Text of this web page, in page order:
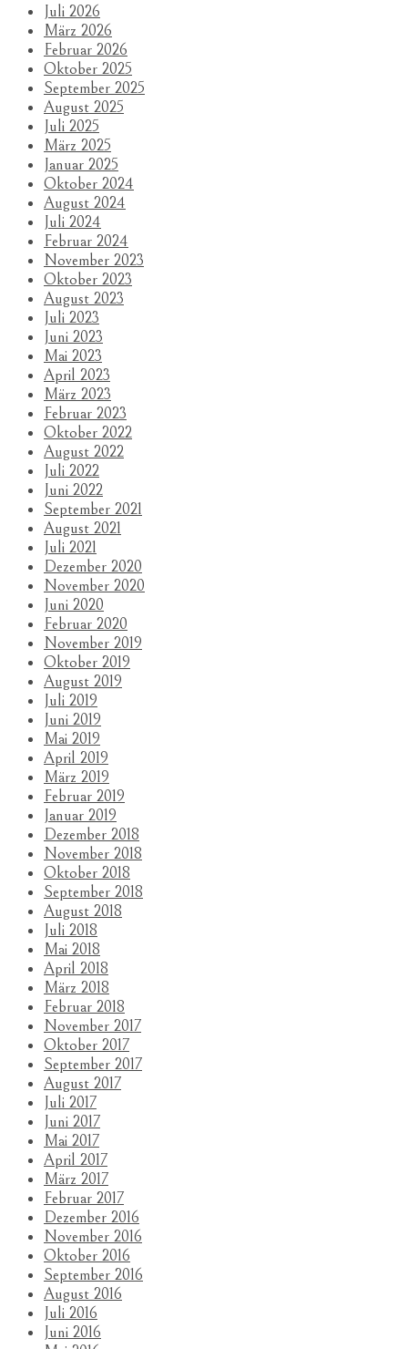
Juli 2026
März 2026
Februar 2026
Oktober 2025
September 2025
August 2025
Juli 2025
März 2025
Januar 2025
Oktober 2024
August 2024
Juli 2024
Februar 2024
November 2023
Oktober 2023
August 2023
Juli 2023
Juni 2023
Mai 2023
April 2023
März 2023
Februar 2023
Oktober 2022
August 2022
Juli 2022
Juni 2022
September 2021
August 2021
Juli 2021
Dezember 2020
November 2020
Juni 2020
Februar 2020
November 2019
Oktober 2019
August 2019
Juli 2019
Juni 2019
Mai 2019
April 2019
März 2019
Februar 2019
Januar 2019
Dezember 2018
November 2018
Oktober 2018
September 2018
August 2018
Juli 2018
Mai 2018
April 2018
März 2018
Februar 2018
November 2017
Oktober 2017
September 2017
August 2017
Juli 2017
Juni 2017
Mai 2017
April 2017
März 2017
Februar 2017
Dezember 2016
November 2016
Oktober 2016
September 2016
August 2016
Juli 2016
Juni 2016